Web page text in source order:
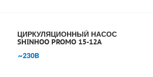
ЦИРКУЛЯЦИОННЫЙ НАСОС
SHINHOO PROMO 15-12A